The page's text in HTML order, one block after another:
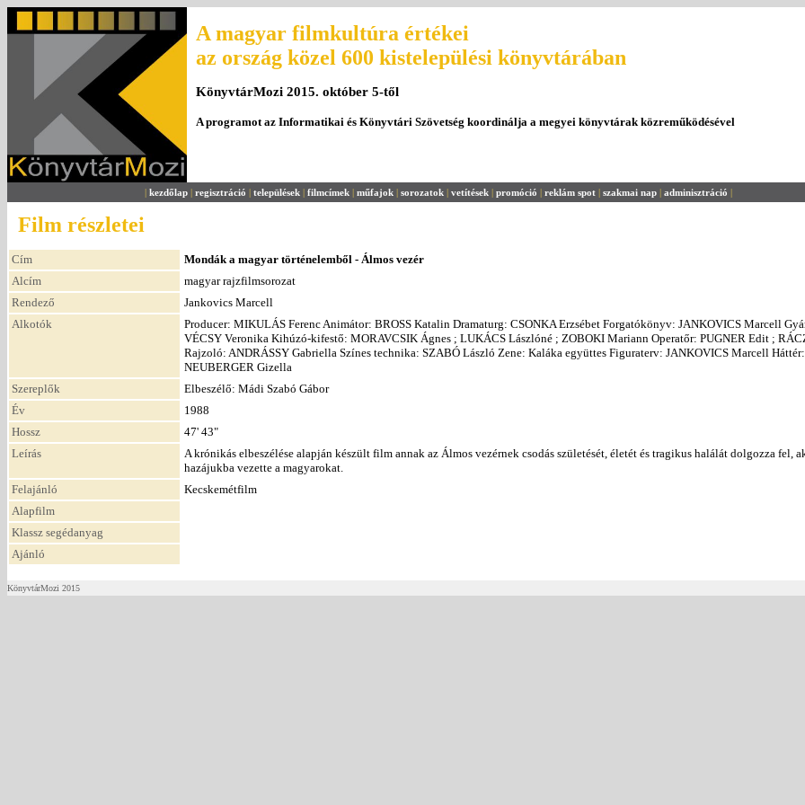
A magyar filmkultúra értékei
az ország közel 600 kistelepülési könyvtárában
KönyvtárMozi 2015. október 5-től
A programot az Informatikai és Könyvtári Szövetség koordinálja a megyei könyvtárak közreműködésével
| kezdőlap | regisztráció | települések | filmcímek | műfajok | sorozatok | vetítések | promóció | reklám spot | szakmai nap | adminisztráció |
Film részletei
Cím
Mondák a magyar történelemből - Álmos vezér
Alcím
magyar rajzfilmsorozat
Rendező
Jankovics Marcell
Alkotók
Producer: MIKULÁS Ferenc Animátor: BROSS Katalin Dramaturg: CSONKA Erzsébet Forgatókönyv: JANKOVICS Marcell
VÉCSY Veronika Kihúzó-kifestő: MORAVCSIK Ágnes ; LUKÁCS Lászlóné ; ZOBOKI Mariann Operatőr: PUGNER Edit ;
Rajzoló: ANDRÁSSY Gabriella Színes technika: SZABÓ László Zene: Kaláka együttes Figuraterv: JANKOVICS Marcell Háttér:
NEUBERGER Gizella
Szereplők
Elbeszélő: Mádi Szabó Gábor
Év
1988
Hossz
47' 43"
Leírás
A krónikás elbeszélése alapján készült film annak az Álmos vezérnek csodás születését, életét és tragikus halálát dolgozza fel,
hazájukba vezette a magyarokat.
Felajánló
Kecskemétfilm
Alapfilm
Klassz segédanyag
Ajánló
KönyvtárMozi 2015